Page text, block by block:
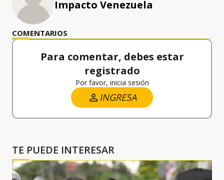
Impacto Venezuela
COMENTARIOS
Para comentar, debes estar
registrado
Por favor, inicia sesión
INGRESA
TE PUEDE INTERESAR